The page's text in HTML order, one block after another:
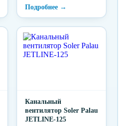
высотой корпуса среди
всех известных центр...
Канальный
вентилятор Soler Palau
JETLINE-125